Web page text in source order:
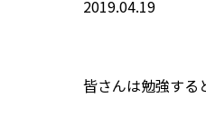
2019.04.19
皆さんは勉強する